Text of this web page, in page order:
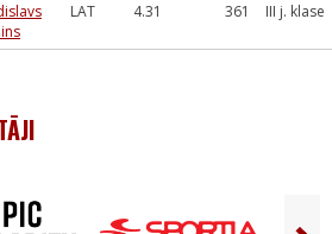
LAT 4.31 361 III j. klase